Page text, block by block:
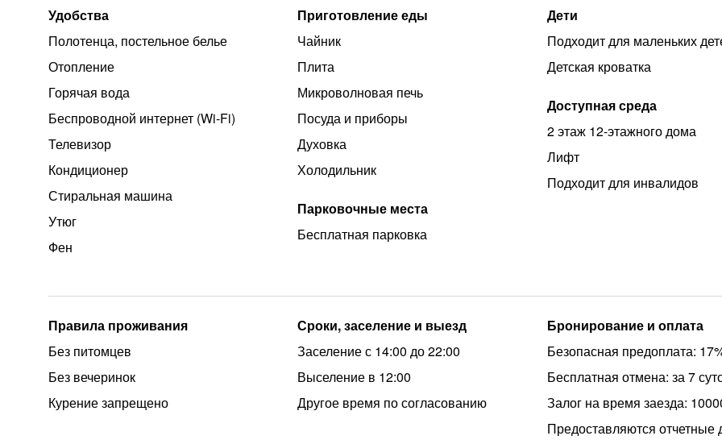
Удобства
Полотенца, постельное белье
Отопление
Горячая вода
Беспроводной интернет (Wi‑Fi)
Телевизор
Кондиционер
Стиральная машина
Утюг
Фен
Приготовление еды
Чайник
Плита
Микроволновая печь
Посуда и приборы
Духовка
Холодильник
Парковочные места
Бесплатная парковка
Дети
Подходит для маленьких
Детская кроватка
Доступная среда
2 этаж 12-этажного дома
Лифт
Подходит для инвалидов
Правила проживания
Без питомцев
Без вечеринок
Курение запрещено
Сроки, заселение и выезд
Заселение с 14:00 до 22:00
Выселение в 12:00
Другое время по согласованию
Бронирование и оплата
Безопасная предоплата:
Бесплатная отмена: за 7
Залог на время заезда:
Предоставляются отчетные